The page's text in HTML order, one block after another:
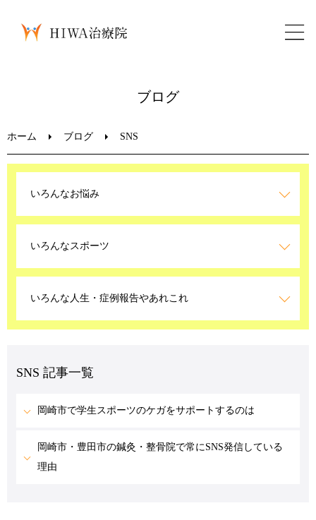
LINEお問い合わせ
ブログ
ホーム ブログ SNS
いろんなお悩み
いろんなスポーツ
いろんな人生・症例報告やあれこれ
SNS 記事一覧
岡崎市で学生スポーツのケガをサポートするのは
岡崎市・豊田市の鍼灸・整骨院で常にSNS発信している
理由